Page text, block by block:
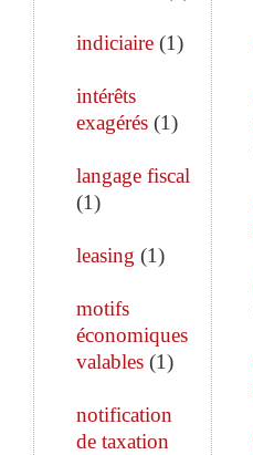
indiciaire (1)
intérêts
exagérés (1)
langage fiscal
(1)
leasing (1)
motifs
économiques
valables (1)
notification
de taxation